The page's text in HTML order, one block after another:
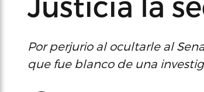
Por perjurio al ocultarle al
que fue blanco de una